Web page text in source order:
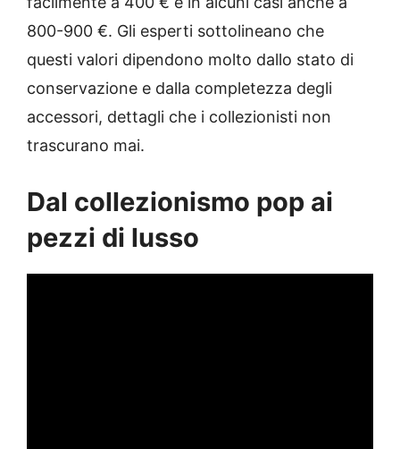
800-900 €. Gli esperti sottolineano che
questi valori dipendono molto dallo stato di
conservazione e dalla completezza degli
accessori, dettagli che i collezionisti non
trascurano mai.
Dal collezionismo pop ai
pezzi di lusso